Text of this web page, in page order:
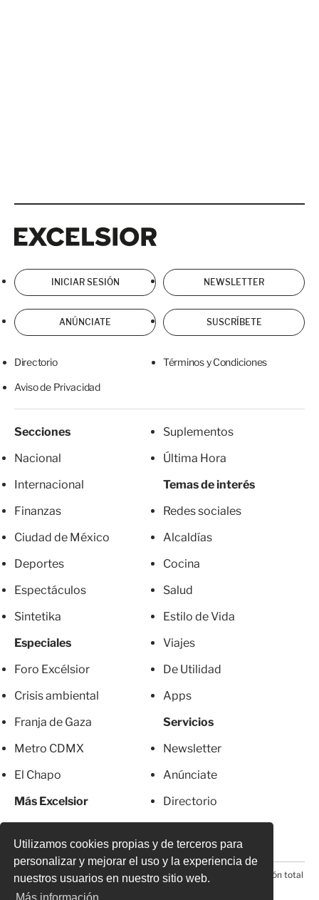
Utilizamos cookies propias y de terceros para
personalizar y mejorar el uso y la experiencia de
nuestros usuarios en nuestro sitio web.
INICIAR SESIÓN NEWSLETTER
ANÚNCIATE SUSCRÍBETE
Directorio Términos y Condiciones
Aviso de Privacidad
Secciones
Nacional
Internacional
Finanzas
Ciudad de México
Deportes
Espectáculos
Sintetika
Especiales
Foro Excélsior
Crisis ambiental
Franja de Gaza
Metro CDMX
El Chapo
Más Excelsior
Suplementos
Última Hora
Temas de interés
Redes sociales
Alcaldías
Cocina
Salud
Estilo de Vida
Viajes
De Utilidad
Apps
Servicios
Newsletter
Anúnciate
Directorio
© 2026 Todos los derechos reservados. Prohibida la reproducción total
o parcial, incluyendo cualquier medio electrónico*